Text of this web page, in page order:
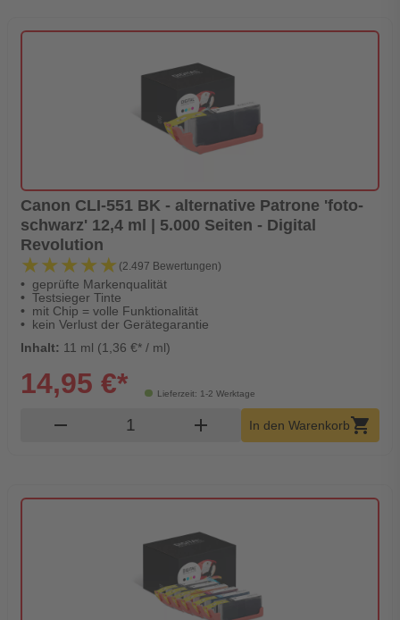
Canon CLI-551 BK - alternative Patrone 'foto-
schwarz' 12,4 ml | 5.000 Seiten - Digital
Revolution
★★★★★
★★★★★ (2.497 Bewertungen)
geprüfte Markenqualität
Testsieger Tinte
mit Chip = volle Funktionalität
kein Verlust der Gerätegarantie
Inhalt: 11 ml (1,36 €* / ml)
Lieferzeit: 1-2 Werktage
14,95 €*
remove Produkt Warenkorb Menge
add In den Warenkorbshopping_cart